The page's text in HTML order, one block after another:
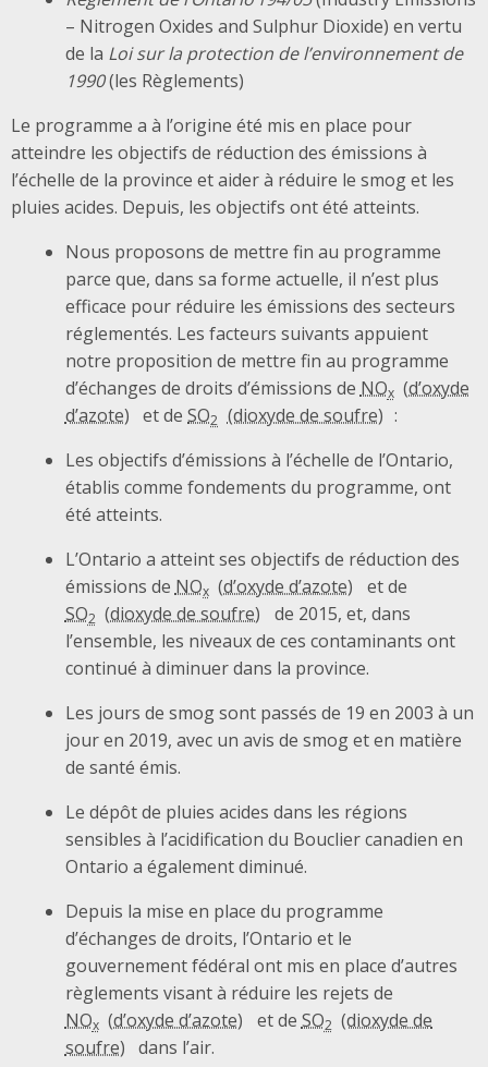
– Nitrogen Oxides and Sulphur Dioxide) en vertu
de la Loi sur la protection de l’environnement de
1990(les Règlements)
Le programme a à l’origine été mis en place pour
atteindre les objectifs de réduction des émissions à
l’échelle de la province et aider à réduire le smog et les
pluies acides. Depuis, les objectifs ont été atteints.
Nous proposons de mettre fin au programme
parce que, dans sa forme actuelle, il n’est plus
efficace pour réduire les émissions des secteurs
réglementés. Les facteurs suivants appuient
notre proposition de mettre fin au programme
d’échanges de droits d’émissions de NOx
et deSO2
:
Les objectifs d’émissions à l’échelle de l’Ontario,
établis comme fondements du programme, ont
été atteints.
L’Ontario a atteint ses objectifs de réduction des
émissions de NOx
et de
SO2
de 2015, et, dans
l’ensemble, les niveaux de ces contaminants ont
continué à diminuer dans la province.
Les jours de smog sont passés de 19 en 2003 à un
jour en 2019, avec un avis de smog et en matière
de santé émis.
Le dépôt de pluies acides dans les régions
sensibles à l’acidification du Bouclier canadien en
Ontario a également diminué.
Depuis la mise en place du programme
d’échanges de droits, l’Ontario et le
gouvernement fédéral ont mis en place d’autres
règlements visant à réduire les rejets de
NOx et de SO2
dans l’air.